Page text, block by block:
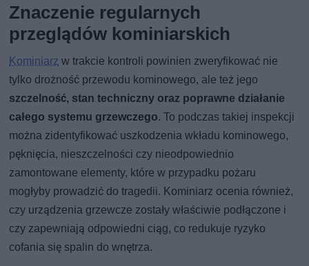
Znaczenie regularnych
przeglądów kominiarskich
Kominiarz w trakcie kontroli powinien zweryfikować nie
tylko drożność przewodu kominowego, ale też jego
szczelność, stan techniczny oraz poprawne działanie
całego systemu grzewczego. To podczas takiej inspekcji
można zidentyfikować uszkodzenia wkładu kominowego,
pęknięcia, nieszczelności czy nieodpowiednio
zamontowane elementy, które w przypadku pożaru
mogłyby prowadzić do tragedii. Kominiarz ocenia również,
czy urządzenia grzewcze zostały właściwie podłączone i
czy zapewniają odpowiedni ciąg, co redukuje ryzyko
cofania się spalin do wnętrza.